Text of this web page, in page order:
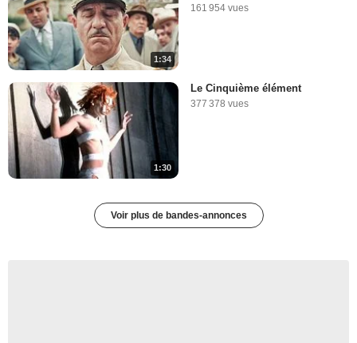
1:34
161 954 vues
1:30
Le Cinquième élément
377 378 vues
Voir plus de bandes-annonces